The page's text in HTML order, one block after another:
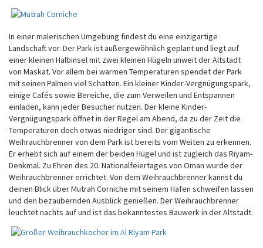
In einer malerischen Umgebung findest du eine einzigartige
Landschaft vor. Der Park ist außergewöhnlich geplant und liegt auf
einer kleinen Halbinsel mit zwei kleinen Hügeln unweit der Altstadt
von Maskat. Vor allem bei warmen Temperaturen spendet der Park
mit seinen Palmen viel Schatten. Ein kleiner Kinder-Vergnügungspark,
einige Cafés sowie Bereiche, die zum Verweilen und Entspannen
einladen, kann jeder Besucher nutzen. Der kleine Kinder-
Vergnügungspark öffnet in der Regel am Abend, da zu der Zeit die
Temperaturen doch etwas niedriger sind. Der gigantische
Weihrauchbrenner von dem Park ist bereits vom Weiten zu erkennen.
Er erhebt sich auf einem der beiden Hügel und ist zugleich das Riyam-
Denkmal. Zu Ehren des 20. Nationalfeiertages von Oman wurde der
Weihrauchbrenner errichtet. Von dem Weihrauchbrenner kannst du
deinen Blick über Mutrah Corniche mit seinem Hafen schweifen lassen
und den bezaubernden Ausblick genießen. Der Weihrauchbrenner
leuchtet nachts auf und ist das bekanntestes Bauwerk in der Altstadt.